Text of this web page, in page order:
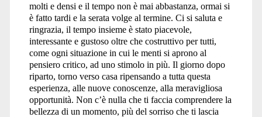
molti e densi e il tempo non è mai abbastanza, ormai si
è fatto tardi e la serata volge al termine. Ci si saluta e
ringrazia, il tempo insieme è stato piacevole,
interessante e gustoso oltre che costruttivo per tutti,
come ogni situazione in cui le menti si aprono al
pensiero critico, ad uno stimolo in più. Il giorno dopo
riparto, torno verso casa ripensando a tutta questa
esperienza, alle nuove conoscenze, alla meravigliosa
opportunità. Non c’è nulla che ti faccia comprendere la
bellezza di un momento, più del sorriso che ti lascia